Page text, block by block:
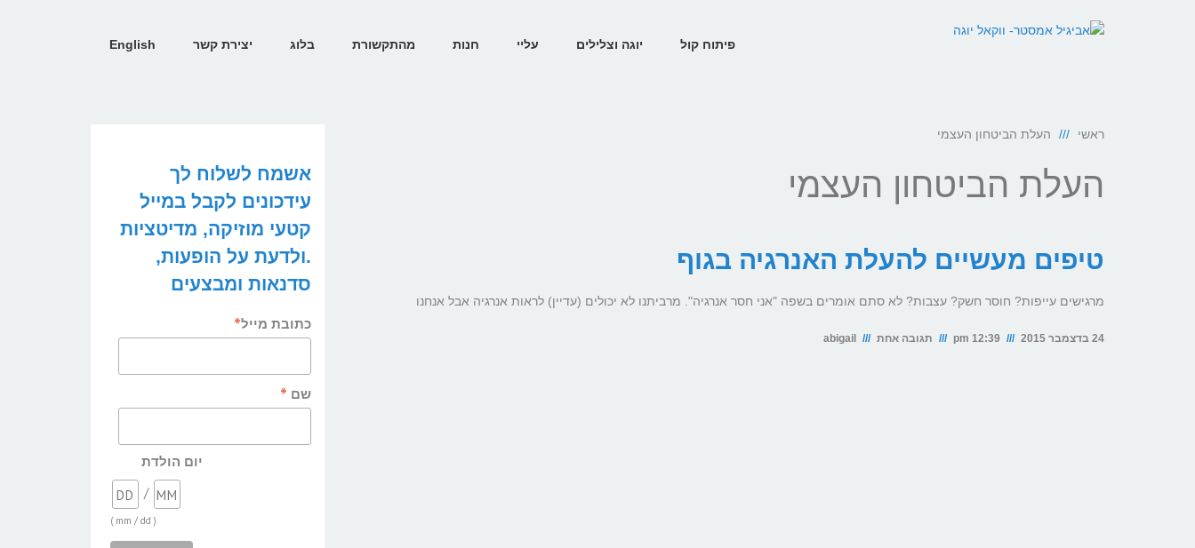
פיתוח קול יוגה וצלילים עליי חנות מהתקשורת בלוג יצירת קשר English
ראשי העלת הביטחון העצמי
העלת הביטחון העצמי
טיפים מעשיים להעלת האנרגיה בגוף
מרגישים עייפות? חוסר חשק? עצבות? לא סתם אומרים בשפה "אני חסר אנרגיה". מרביתנו לא יכולים (עדיין) לראות אנרגיה אבל אנחנו
24 בדצמבר 2015 12:39 pm תגובה אחת abigail
אשמח לשלוח לך
עידכונים לקבל במייל
קטעי מוזיקה, מדיטציות
.ולדעת על הופעות,
סדנאות ומבצעים
כתובת מייל*
שם *
יום הולדת
/
( mm / dd )